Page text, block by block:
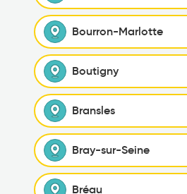
Bourron-Marlotte
Boutigny
Bransles
Bray-sur-Seine
Bréau